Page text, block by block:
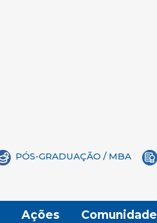
PÓS-GRADUAÇÃO / MBA
Ações Comunidade